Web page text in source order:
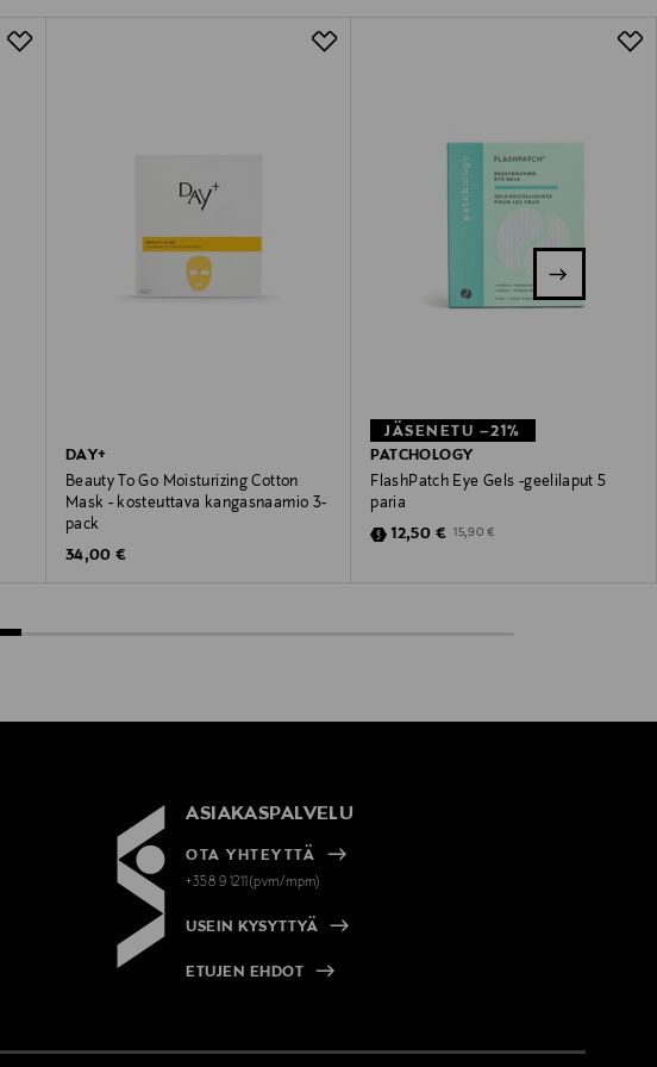
DAY+
Beauty To Go Moisturizing Cotton
Mask - kosteuttava kangasnaamio 3-
pack
Original Price
34,00 €
JÄSENETU –21%
PATCHOLOGY
FlashPatch Eye Gels -geelilaput 5
paria
Discounted Price
12,50 € Original Price
15,90 €
ASIAKASPALVELU
OTA YHTEYTTÄ
+358 9 1211(pvm/mpm)
USEIN KYSYTTYÄ
ETUJEN EHDOT